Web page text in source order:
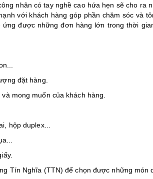
nhân có tay nghề cao hứa hẹn sẽ cho ra
với khách hàng góp phần chăm sóc và
được những đơn hàng lớn trong thời
đặt hàng.
mong muốn của khách hàng.
hộp duplex...
Tín Nghĩa (TTN) để chọn được những món